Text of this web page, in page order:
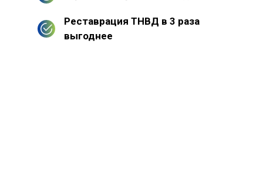
Реставрация ТНВД в 3 раза
выгоднее